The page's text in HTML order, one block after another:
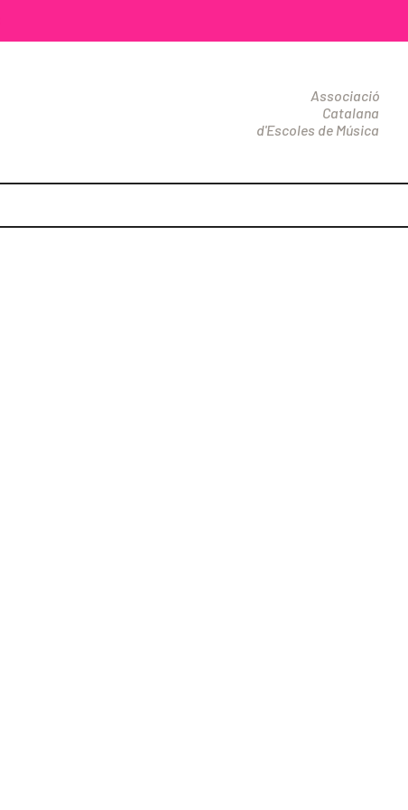
Associació
Catalana
d'Escoles de Música